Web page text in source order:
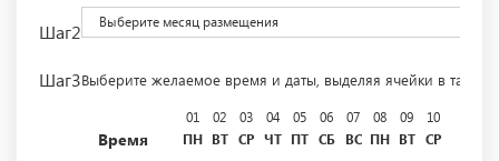
Шаг2 Выберите месяц размещения
Шаг3Выберите желаемое время и даты, выделяя ячейки в
Время
01
ПН
02
ВТ
03
СР
04
ЧТ
05
ПТ
06
СБ
07
ВС
08
ПН
09
ВТ
10
СР